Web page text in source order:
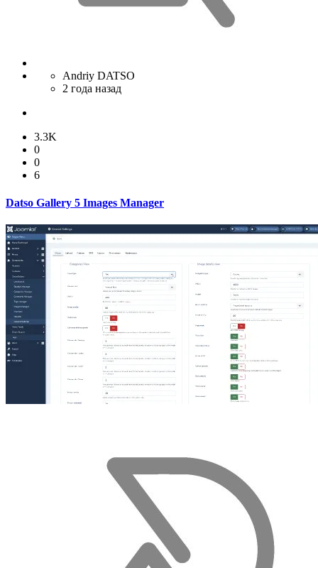
Andriy DATSO
2 года назад
3.3K
0
0
6
Datso Gallery 5 Images Manager